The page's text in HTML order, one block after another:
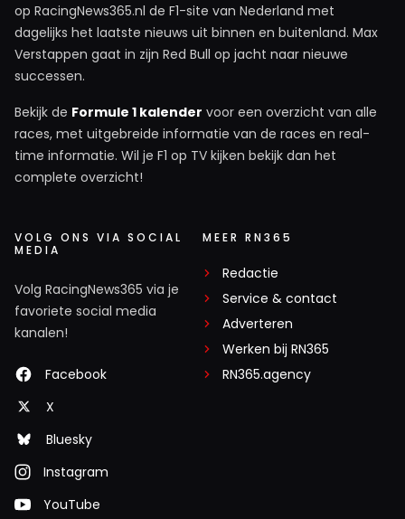
op RacingNews365.nl de F1-site van Nederland met
dagelijks het laatste nieuws uit binnen en buitenland. Max
Verstappen gaat in zijn Red Bull op jacht naar nieuwe
successen.
Bekijk de Formule 1 kalender voor een overzicht van alle
races, met uitgebreide informatie van de races en real-
time informatie. Wil je F1 op TV kijken bekijk dan het
complete overzicht!
VOLG ONS VIA SOCIAL
MEDIA
Volg RacingNews365 via je
favoriete social media
kanalen!
Facebook
X
Bluesky
Instagram
YouTube
MEER RN365
Redactie
Service & contact
Adverteren
Werken bij RN365
RN365.agency